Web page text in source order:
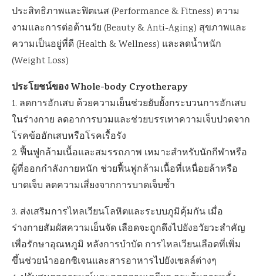
ประสิทธิภาพและฟิตเนส (Performance & Fitness) ความ
งามและการต่อต้านวัย (Beauty & Anti-Aging) สุขภาพและ
ความเป็นอยู่ที่ดี (Health & Wellness) และลดน้ำหนัก
(Weight Loss)
ประโยชน์ของ Whole-body Cryotherapy
1. ลดการอักเสบ ด้วยความเย็นช่วยยับยั้งกระบวนการอักเสบ
ในร่างกาย ลดอาการบวมและช่วยบรรเทาความเจ็บปวดจาก
โรคข้ออักเสบหรือโรคเรื้อรัง
2. ฟื้นฟูกล้ามเนื้อและสมรรถภาพ เหมาะสำหรับนักกีฬาหรือ
ผู้ที่ออกกำลังกายหนัก ช่วยฟื้นฟูกล้ามเนื้อที่เหนื่อยล้าหรือ
บาดเจ็บ ลดความเสี่ยงจากการบาดเจ็บซ้ำ
3. ส่งเสริมการไหลเวียนโลหิตและระบบภูมิคุ้มกัน เมื่อ
ร่างกายสัมผัสความเย็นจัด เลือดจะถูกดึงไปยังอวัยวะสำคัญ
เพื่อรักษาอุณหภูมิ หลังการบำบัด การไหลเวียนเลือดที่เพิ่ม
ขึ้นช่วยนำออกซิเจนและสารอาหารไปยังเซลล์ต่างๆ